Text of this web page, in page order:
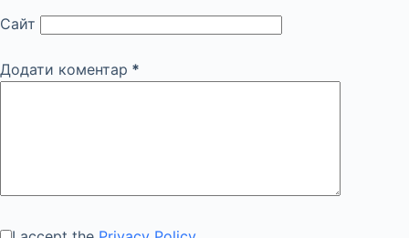
Сайт
Додати коментар *